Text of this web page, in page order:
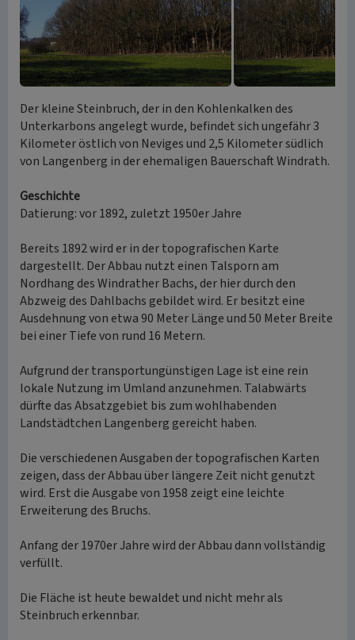
Der kleine Steinbruch, der in den Kohlenkalken des
Unterkarbons angelegt wurde, befindet sich ungefähr 3
Kilometer östlich von Neviges und 2,5 Kilometer südlich
von Langenberg in der ehemaligen Bauerschaft Windrath.
Geschichte
Datierung: vor 1892, zuletzt 1950er Jahre
Bereits 1892 wird er in der topografischen Karte
dargestellt. Der Abbau nutzt einen Talsporn am
Nordhang des Windrather Bachs, der hier durch den
Abzweig des Dahlbachs gebildet wird. Er besitzt eine
Ausdehnung von etwa 90 Meter Länge und 50 Meter Breite
bei einer Tiefe von rund 16 Metern.
Aufgrund der transportungünstigen Lage ist eine rein
lokale Nutzung im Umland anzunehmen. Talabwärts
dürfte das Absatzgebiet bis zum wohlhabenden
Landstädtchen Langenberg gereicht haben.
Die verschiedenen Ausgaben der topografischen Karten
zeigen, dass der Abbau über längere Zeit nicht genutzt
wird. Erst die Ausgabe von 1958 zeigt eine leichte
Erweiterung des Bruchs.
Anfang der 1970er Jahre wird der Abbau dann vollständig
verfüllt.
Die Fläche ist heute bewaldet und nicht mehr als
Steinbruch erkennbar.